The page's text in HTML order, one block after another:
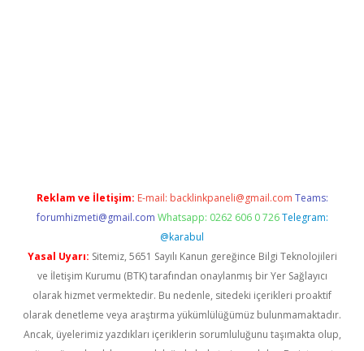
Reklam ve İletişim: E-mail: backlinkpaneli@gmail.com Teams:
forumhizmeti@gmail.com Whatsapp: 0262 606 0 726 Telegram:
@karabul
Yasal Uyarı: Sitemiz, 5651 Sayılı Kanun gereğince Bilgi Teknolojileri
ve İletişim Kurumu (BTK) tarafından onaylanmış bir Yer Sağlayıcı
olarak hizmet vermektedir. Bu nedenle, sitedeki içerikleri proaktif
olarak denetleme veya araştırma yükümlülüğümüz bulunmamaktadır.
Ancak, üyelerimiz yazdıkları içeriklerin sorumluluğunu taşımakta olup,